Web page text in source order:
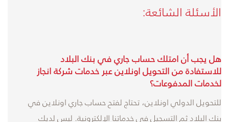
الأسئلة الشائعة:
هل يجب أن امتلك حساب جاري في بنك البلاد
للاستفادة من التحويل اونلاين عبر خدمات شركة انجاز
لخدمات المدفوعات؟
للتحويل الدولي اونلاين، تحتاج لفتح حساب جاري اونلاين في
بنك البلاد ثم التسجيل في خدماتنا الإلكترونية. ليس لديك